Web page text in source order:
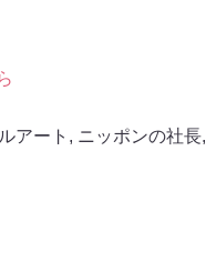
アート , ニッポンの社長,